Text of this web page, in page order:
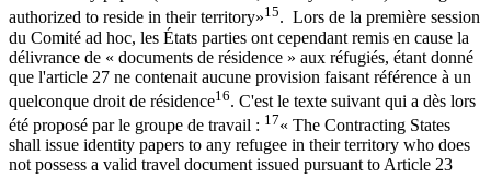
authorized to reside in their territory»15. Lors de la première session
du Comité ad hoc, les États parties ont cependant remis en cause la
délivrance de « documents de résidence » aux réfugiés, étant donné
que l'article 27 ne contenait aucune provision faisant référence à un
quelconque droit de résidence16. C'est le texte suivant qui a dès lors
été proposé par le groupe de travail : 17« The Contracting States
shall issue identity papers to any refugee in their territory who does
not possess a valid travel document issued pursuant to Article 23